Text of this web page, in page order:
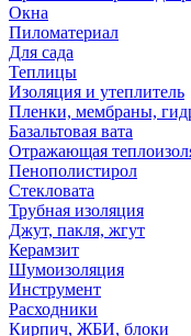
Окна
Пиломатериал
Для сада
Теплицы
Изоляция и утеплитель
Пленки, мембраны,
Базальтовая вата
Отражающая
Пенополистирол
Стекловата
Трубная изоляция
Джут, пакля, жгут
Керамзит
Шумоизоляция
Инструмент
Расходники
Кирпич, ЖБИ, блоки